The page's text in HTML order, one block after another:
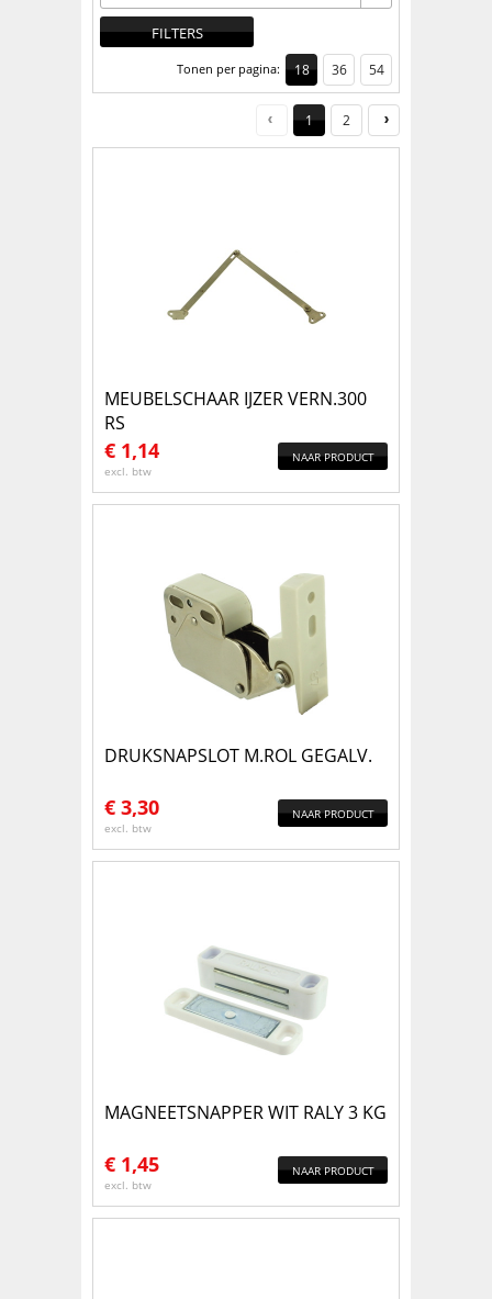
FILTERS
Tonen per pagina: 18 36 54
1 2
MEUBELSCHAAR IJZER VERN.300
RS
€ 1,14
excl. btw
NAAR PRODUCT
DRUKSNAPSLOT M.ROL GEGALV.
€ 3,30
excl. btw
NAAR PRODUCT
MAGNEETSNAPPER WIT RALY 3 KG
€ 1,45
excl. btw
NAAR PRODUCT